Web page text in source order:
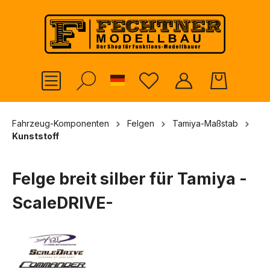
springen
German
Fahrzeug-Komponenten Felgen
Tamiya-Maßstab
Kunststoff
Felge breit silber für Tamiya -
ScaleDRIVE-